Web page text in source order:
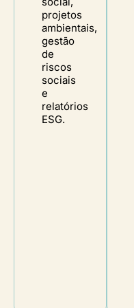
projetos
ambientais,
gestão
de
riscos
sociais
e
relatórios
ESG.